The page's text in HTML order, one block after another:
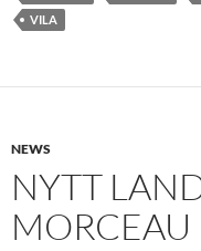
VILA
NEWS
NYTT
MORCEAU